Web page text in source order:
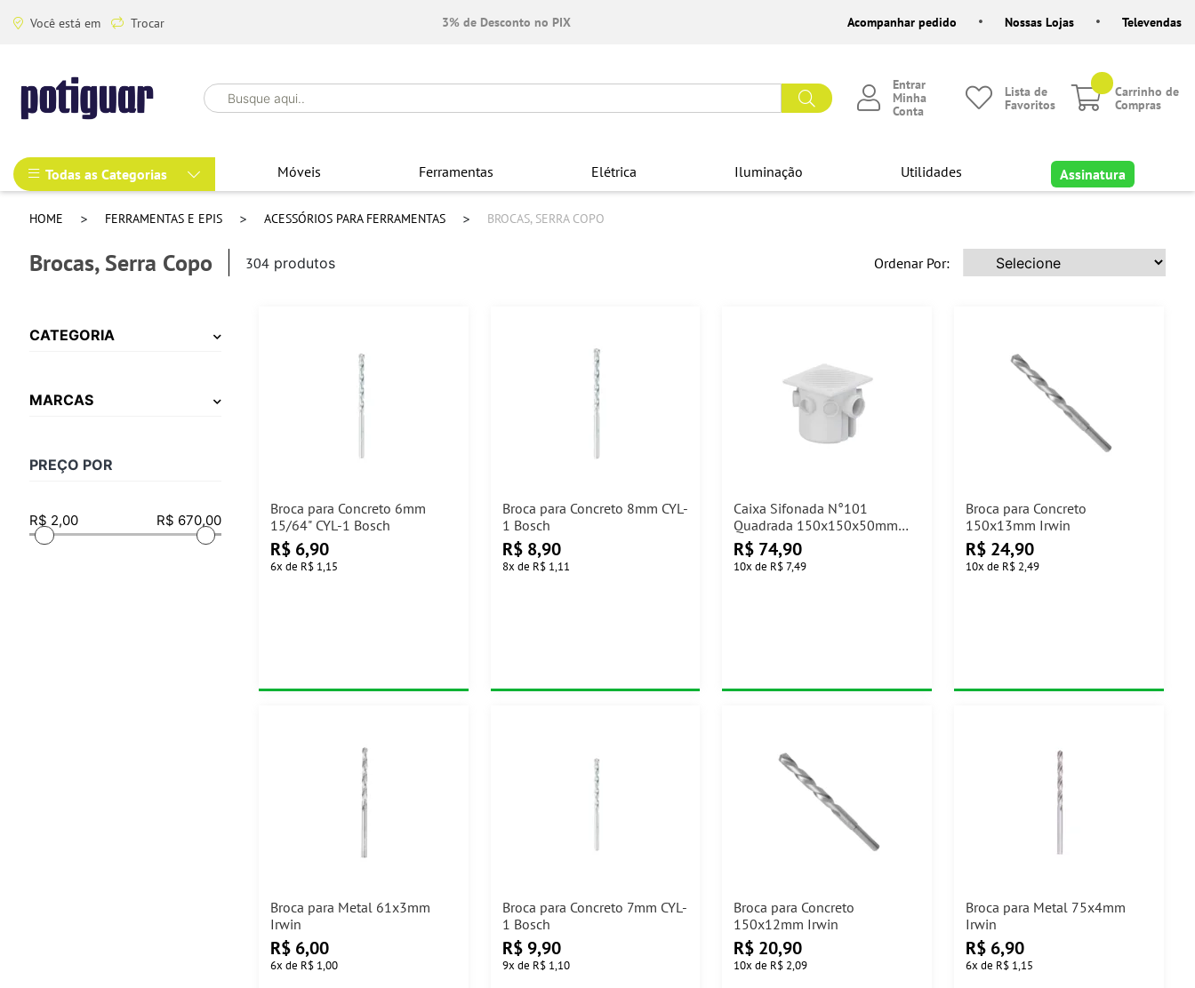
Você está em Trocar 3% de Desconto no PIX Acompanhar pedido Nossas Lojas Televendas
Entrar
Minha
Conta
Lista de
Favoritos
Carrinho de
Compras
Todas as Categorias Móveis Ferramentas Elétrica Iluminação Utilidades Assinatura
HOME FERRAMENTAS E EPIS ACESSÓRIOS PARA FERRAMENTAS BROCAS, SERRA COPO
Brocas, Serra Copo 304 produtos Ordenar Por:
CATEGORIA
MARCAS
PREÇO POR
Broca para Concreto 6mm
15/64" CYL-1 Bosch
R$ 6,90
6x de R$ 1,15
Broca para Concreto 8mm CYL-
1 Bosch
R$ 8,90
8x de R$ 1,11
Caixa Sifonada N°101
Quadrada 150x150x50mm
Tigre
R$ 74,90
10x de R$ 7,49
Broca para Concreto
150x13mm Irwin
R$ 24,90
10x de R$ 2,49
Broca para Metal 61x3mm
Irwin
R$ 6,00
6x de R$ 1,00
Broca para Concreto 7mm CYL-
1 Bosch
R$ 9,90
9x de R$ 1,10
Broca para Concreto
150x12mm Irwin
R$ 20,90
10x de R$ 2,09
Broca para Metal 75x4mm
Irwin
R$ 6,90
6x de R$ 1,15